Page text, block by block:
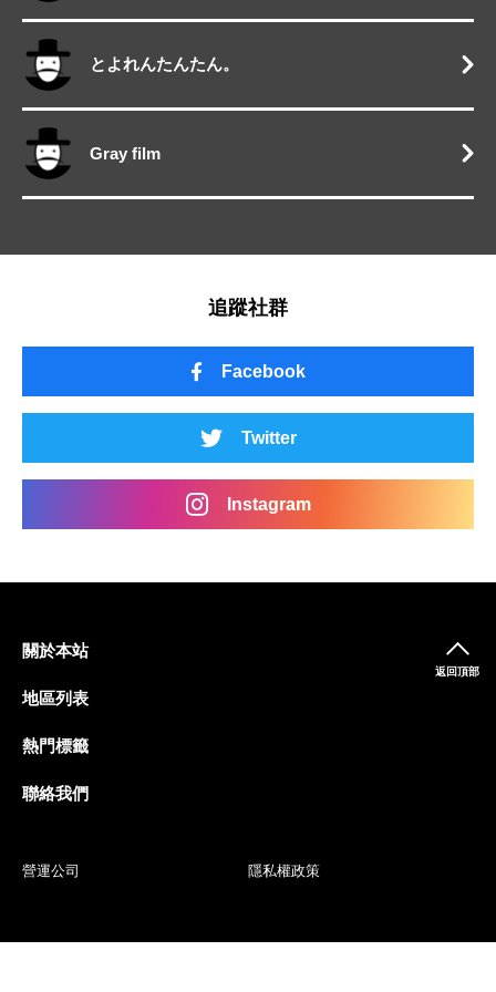
とよれんたんたん。
Gray film
追蹤社群
Facebook
Twitter
Instagram
返回頂部
關於本站
地區列表
熱門標籤
聯絡我們
營運公司 隱私權政策